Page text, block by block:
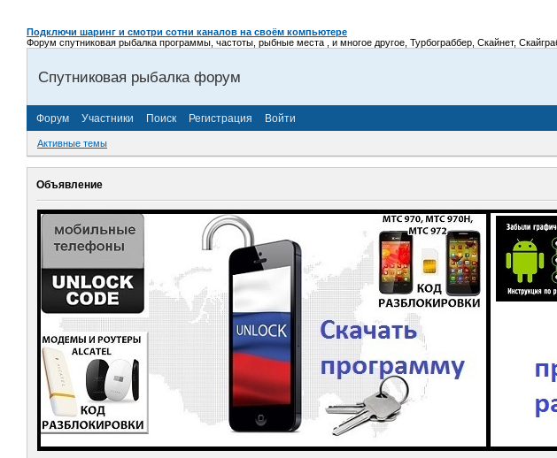
Подключи шаринг и смотри сотни каналов на своём компьютере
Форум спутниковая рыбалка программы, частоты, рыбные места , и многое другое, Турбограббер, Скайнет,
Спутниковая рыбалка форум
Форум Участники Поиск Регистрация Войти
Активные темы
Объявление